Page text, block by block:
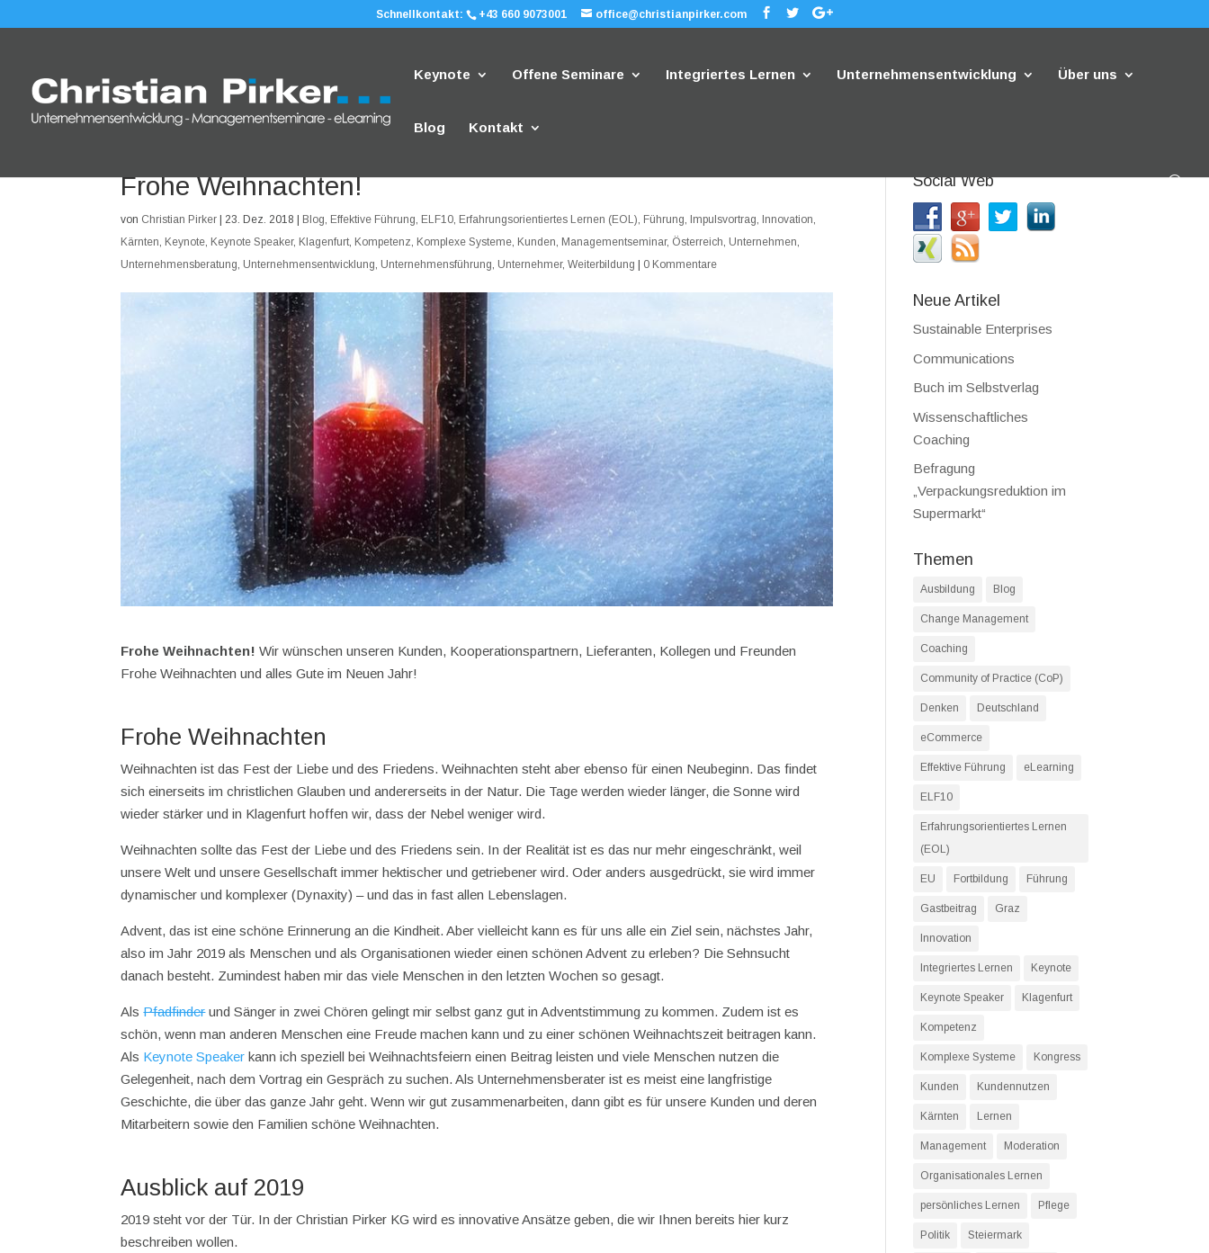
Schnellkontakt: +43 660 9073001 office@christianpirker.com
Keynote Offene Seminare Integriertes Lernen Unternehmensentwicklung Über uns
Blog Kontakt
Frohe Weihnachten!
von Christian Pirker 23. Dez. 2018 Blog, Effektive Führung, ELF10, Erfahrungsorientiertes Lernen (EOL), Führung, Impulsvortrag, Innovation,
Kärnten, Keynote, Keynote Speaker, Klagenfurt, Kompetenz, Komplexe Systeme, Kunden, Managementseminar, Österreich, Unternehmen,
Unternehmensberatung, Unternehmensentwicklung, Unternehmensführung, Unternehmer,Weiterbildung 0 Kommentare
Frohe Weihnachten! Wir wünschen unseren Kunden, Kooperationspartnern, Lieferanten, Kollegen und Freunden
Frohe Weihnachten und alles Gute im Neuen Jahr!
Frohe Weihnachten
Weihnachten ist das Fest der Liebe und des Friedens. Weihnachten steht aber ebenso für einen Neubeginn. Das findet
sich einerseits im christlichen Glauben und andererseits in der Natur. Die Tage werden wieder länger, die Sonne wird
wieder stärker und in Klagenfurt hoffen wir, dass der Nebel weniger wird.
Weihnachten sollte das Fest der Liebe und des Friedens sein. In der Realität ist es das nur mehr eingeschränkt, weil
unsere Welt und unsere Gesellschaft immer hektischer und getriebener wird. Oder anders ausgedrückt, sie wird immer
dynamischer und komplexer (Dynaxity) – und das in fast allen Lebenslagen.
Advent, das ist eine schöne Erinnerung an die Kindheit. Aber vielleicht kann es für uns alle ein Ziel sein, nächstes Jahr,
also im Jahr 2019 als Menschen und als Organisationen wieder einen schönen Advent zu erleben? Die Sehnsucht
danach besteht. Zumindest haben mir das viele Menschen in den letzten Wochen so gesagt.
AlsPfadfinderund Sänger in zwei Chören gelingt mir selbst ganz gut in Adventstimmung zu kommen. Zudem ist es
schön, wenn man anderen Menschen eine Freude machen kann und zu einer schönen Weihnachtszeit beitragen kann.
Als Keynote Speaker kann ich speziell bei Weihnachtsfeiern einen Beitrag leisten und viele Menschen nutzen die
Gelegenheit, nach dem Vortrag ein Gespräch zu suchen. Als Unternehmensberater ist es meist eine langfristige
Geschichte, die über das ganze Jahr geht. Wenn wir gut zusammenarbeiten, dann gibt es für unsere Kunden und deren
Mitarbeitern sowie den Familien schöne Weihnachten.
Ausblick auf 2019
2019 steht vor der Tür. In der Christian Pirker KG wird es innovative Ansätze geben, die wir Ihnen bereits hier kurz
beschreiben wollen.
Social Web
Neue Artikel
Sustainable Enterprises
Communications
Buch im Selbstverlag
Wissenschaftliches
Coaching
Befragung
„Verpackungsreduktion im
Supermarkt“
Themen
Ausbildung Blog
Change Management
Coaching
Community of Practice (CoP)
Denken Deutschland
eCommerce
Effektive Führung eLearning
ELF10
Erfahrungsorientiertes Lernen
(EOL)
EU Fortbildung Führung
Gastbeitrag Graz
Innovation
Integriertes Lernen Keynote
Keynote Speaker Klagenfurt
Kompetenz
Komplexe Systeme Kongress
Kunden Kundennutzen
Kärnten Lernen
Management Moderation
Organisationales Lernen
persönliches Lernen Pflege
Politik Steiermark